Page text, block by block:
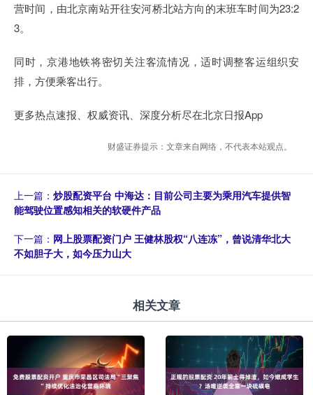
营时间，由北京南站开往安河桥北站方向的末班车时间为23:2
3。
同时，京港地铁将密切关注客流情况，适时调整客运组织安
排，方便乘客出行。
更多热点速报、权威资讯、深度分析尽在北京日报App
财盛证券提示：文章来自网络，不代表本站观点。
上一篇： 炒股配资平台 中海达：目前公司主要为乘用汽车提供智
能驾驶位置感知相关的软硬件产品
下一篇： 网上股票配资门户 王健林股权“八连冻”，曾说清华北大
不如胆子大，如今压力山大
相关文章